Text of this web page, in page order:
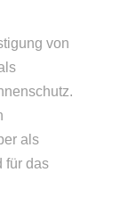
von
als
für das